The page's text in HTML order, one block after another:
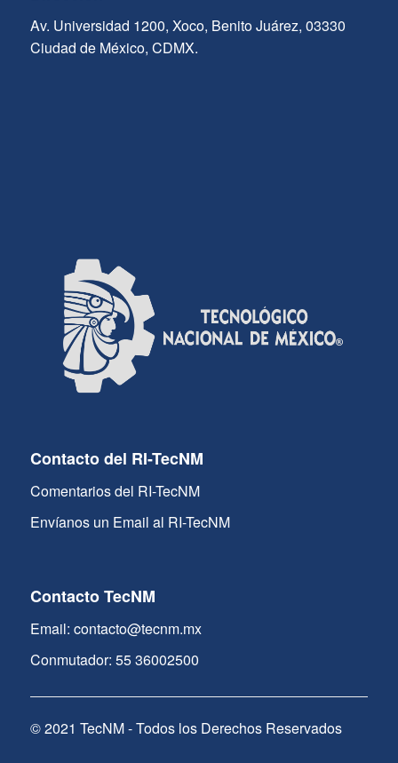
Av. Universidad 1200, Xoco, Benito Juárez, 03330
Ciudad de México, CDMX.
Contacto del RI-TecNM
Comentarios del RI-TecNM
Envíanos un Email al RI-TecNM
Contacto TecNM
Email: contacto@tecnm.mx
Conmutador: 55 36002500
© 2021 TecNM - Todos los Derechos Reservados